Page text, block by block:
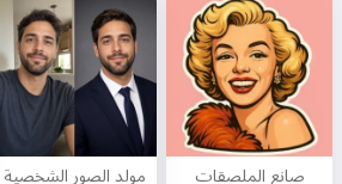
صانع الملصقات مولد الصور الشخصية